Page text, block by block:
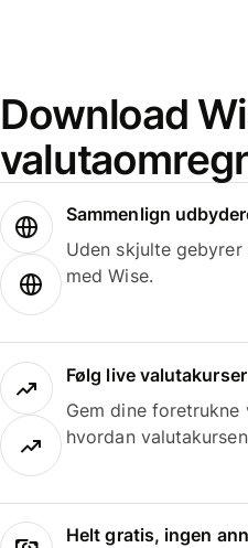
Download
Sammenlign
Uden skjulte
med Wise.
Følg live valutakurser
Gem dine
hvordan
Helt gratis, ingen